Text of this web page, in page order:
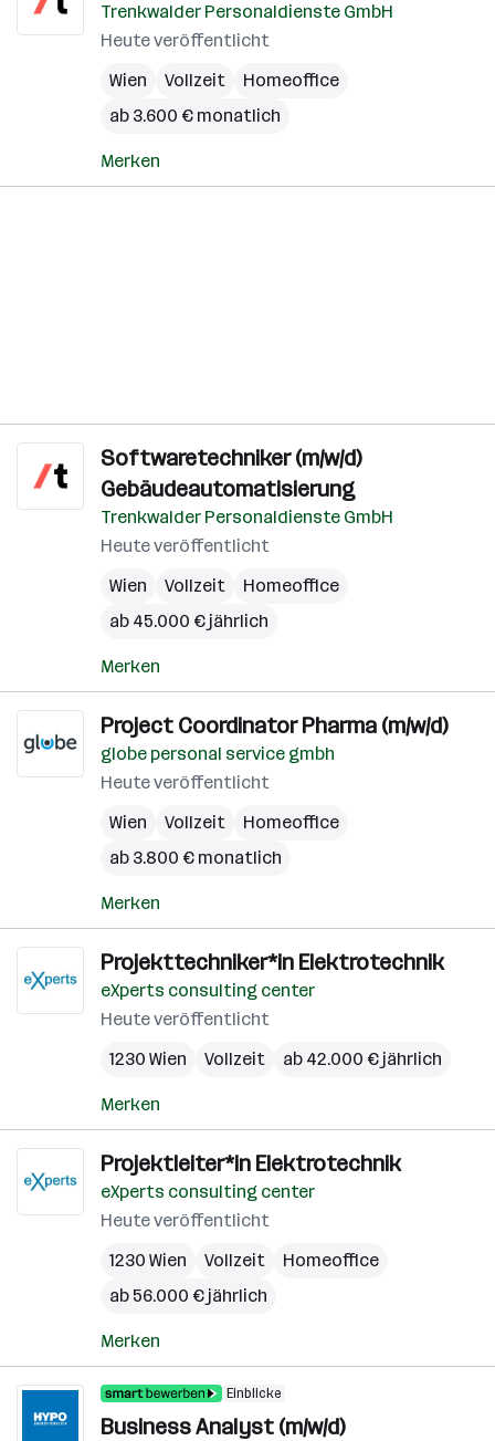
Trenkwalder Personaldienste GmbH
Heute veröffentlicht
Wien
Vollzeit
Homeoffice
ab 3.600 € monatlich
Merken
Softwaretechniker (m/w/d)
Gebäudeautomatisierung
Trenkwalder Personaldienste GmbH
Heute veröffentlicht
Wien
Vollzeit
Homeoffice
ab 45.000 € jährlich
Merken
Project Coordinator Pharma (m/w/d)
globe personal service gmbh
Heute veröffentlicht
Wien
Vollzeit
Homeoffice
ab 3.800 € monatlich
Merken
Projekttechniker*in Elektrotechnik
eXperts consulting center
Heute veröffentlicht
1230 Wien
Vollzeit ab 42.000 € jährlich
Merken
Projektleiter*in Elektrotechnik
eXperts consulting center
Heute veröffentlicht
1230 Wien
Vollzeit
Homeoffice
ab 56.000 € jährlich
Merken
Einblicke
Business Analyst (m/w/d)